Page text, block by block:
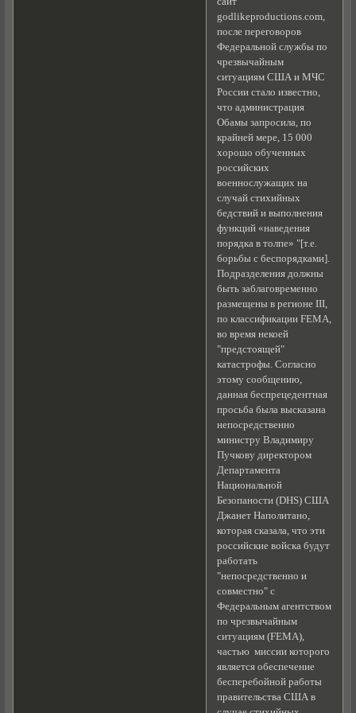
godlikeproductions.com,
после переговоров
Федеральной службы по
чрезвычайным
ситуациям США и МЧС
России стало известно,
что администрация
Обамы запросила, по
крайней мере, 15 000
хорошо обученных
российских
военнослужащих на
случай стихийных
бедствий и выполнения
функций «наведения
порядка в толпе» "[т.е.
борьбы с беспорядками].
Подразделения должны
быть заблаговременно
размещены в регионе III,
по классификации FEMA,
во время некоей
"предстоящей"
катастрофы. Согласно
этому сообщению,
данная беспрецедентная
просьба была высказана
непосредственно
министру Владимиру
Пучкову директором
Департамента
Национальной
Безопаности (DHS) США
Джанет Наполитано,
которая сказала, что эти
российские войска будут
работать
"непосредственно и
совместно" с
Федеральным агентством
по чрезвычайным
ситуациям (FEMA),
частью миссии которого
является обеспечение
бесперебойной работы
правительства США в